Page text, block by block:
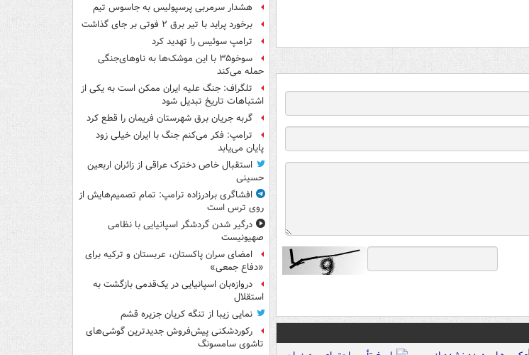
هشدار سرمربی پرسپولیس به جاسوس تیم
برخورد پراید با تیر برق ۲ فوتی بر جای گذاشت
ترامپ سوئیس را تهدید کرد
سوخو۳۵ با این موشک‌ها به ناوهای‌جنگی
حمله می‌کند
تلگراف: جنگ علیه ایران ممکن است به یکی از
اشتباهات تاریخ تبدیل شود
گربه جریان برق شهرستان فریمان را قطع کرد
ترامپ: فکر می‌کنم جنگ با ایران خیلی زود
پایان می‌یابد
استقبال خاص دخترک عراقی از زائران اربعین
حسینی
افشاگری برادرزاده ترامپ: تمام تصمیم‌هایش از
روی ترس است
درگیر شدن گردشگر اسپانیایی با نظامی
صهیونیست
امضای سران پاکستان، عربستان و ترکیه برای
«دفاع جمعی»
دروازه‌بان اسپانیایی در یک‌قدمی بازگشت به
استقلال
نمایی زیبا از تنگه کریان جزیره قشم
رکوردشکنی پیش‌فروش جدیدترین گوشی‌های
تاشوی سامسونگ